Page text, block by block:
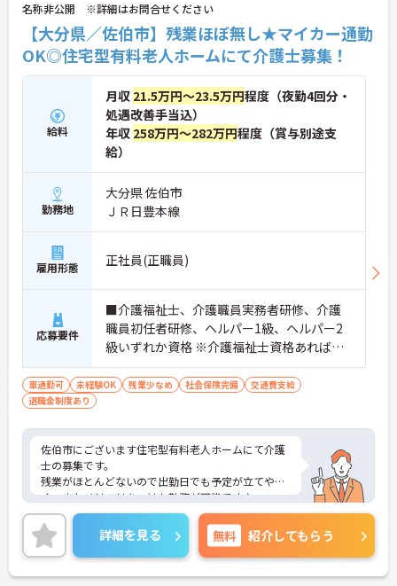
名称非公開 ※詳細はお問合せください
【大分県／佐伯市】残業ほぼ無し★マイカー通勤
OK◎住宅型有料老人ホームにて介護士募集！
給料
月収 21.5万円～23.5万円程度（夜勤4回分・
処遇改善手当込）
年収 258万円～282万円程度（賞与別途支
給）
勤務地
大分県 佐伯市
ＪＲ日豊本線
雇用形態 正社員(正職員)
応募要件
■介護福祉士、介護職員実務者研修、介護
職員初任者研修、ヘルパー1級、ヘルパー2
級いずれか資格 ※介護福祉士資格あれば尚
良し ※未経験者応相談 ■普通自動車運転
免許（AT限定可）
車通勤可 未経験OK 残業少なめ 社会保険完備
交通費支給
退職金制度あり
佐伯市にございます住宅型有料老人ホームにて介護
士の募集です。
残業がほとんどないので出勤日でも予定が立てやす
く、またメリハリをつけた勤務が可能です♪
マイカー通勤OKなので、通勤のストレスが少ないの
も嬉しいポイント！
ご興味ある方には、面接対策ポイントなど、さらに
詳細をお話しいたしますのでお気軽にご相談くださ
い。
詳細を見る 無料 紹介してもらう